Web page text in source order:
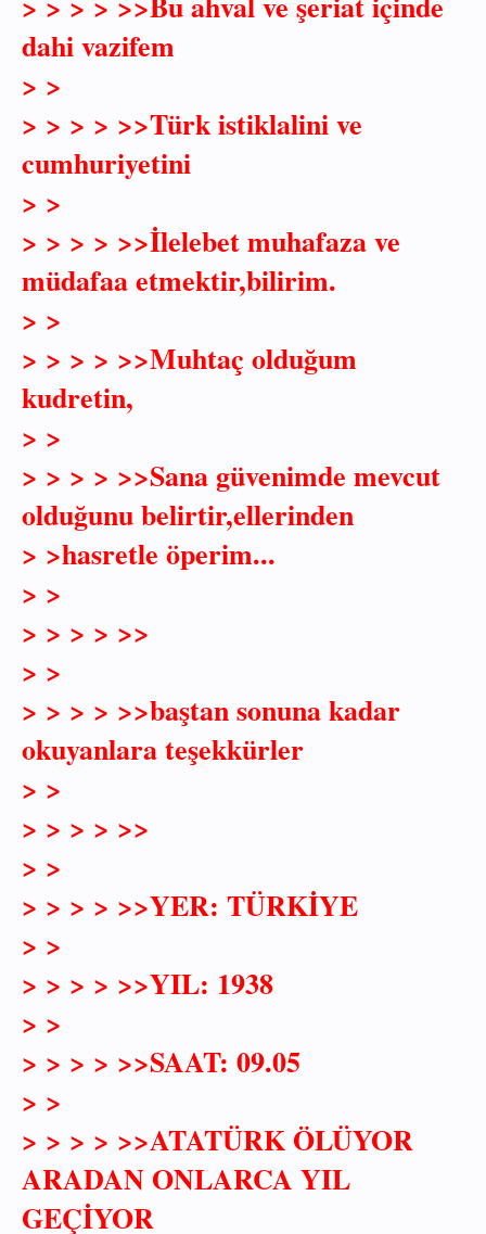
dahi vazifem
> >
> > > > >>Türk istiklalini ve
cumhuriyetini
> >
> > > > >>İlelebet muhafaza ve
müdafaa etmektir,bilirim.
> >
> > > > >>Muhtaç olduğum
kudretin,
> >
> > > > >>Sana güvenimde mevcut
olduğunu belirtir,ellerinden
> >hasretle öperim...
> >
> > > > >>
> >
> > > > >>baştan sonuna kadar
okuyanlara teşekkürler
> >
> > > > >>
> >
> > > > >>YER: TÜRKİYE
> >
> > > > >>YIL: 1938
> >
> > > > >>SAAT: 09.05
> >
> > > > >>ATATÜRK ÖLÜYOR
ARADAN ONLARCA YIL
GEÇİYOR